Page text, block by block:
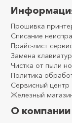
Прошивка
Списание
Прайс-лист
Замена
Чистка от пыли
Политика
Сервисный центр
Железный
О компании